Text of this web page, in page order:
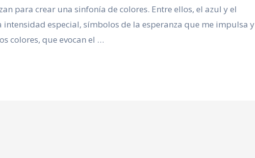
para crear una sinfonía de colores. Entre ellos, el azul y el
intensidad especial, símbolos de la esperanza que me impulsa y
colores, que evocan el …